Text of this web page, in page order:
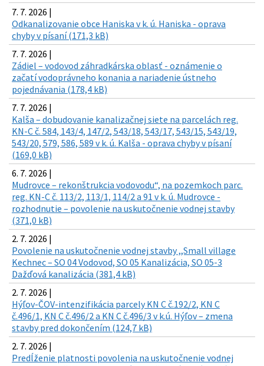
7. 7. 2026 |
Odkanalizovanie obce Haniska v k. ú. Haniska - oprava
chyby v písaní (171,3 kB)
7. 7. 2026 |
Zádiel – vodovod záhradkárska oblasť - oznámenie o
začatí vodoprávneho konania a nariadenie ústneho
pojednávania (178,4 kB)
7. 7. 2026 |
Kalša – dobudovanie kanalizačnej siete na parcelách reg.
KN-C č. 584, 143/4, 147/2, 543/18, 543/17, 543/15, 543/19,
543/20, 579, 586, 589 v k. ú. Kalša - oprava chyby v písaní
(169,0 kB)
6. 7. 2026 |
Mudrovce – rekonštrukcia vodovodu“, na pozemkoch parc.
reg. KN-C č. 113/2, 113/1, 114/2 a 91 v k. ú. Mudrovce -
rozhodnutie – povolenie na uskutočnenie vodnej stavby
(371,0 kB)
2. 7. 2026 |
Povolenie na uskutočnenie vodnej stavby ,,Small village
Kechnec – SO 04 Vodovod, SO 05 Kanalizácia, SO 05-3
Dažďová kanalizácia (381,4 kB)
2. 7. 2026 |
Hýľov-ČOV-intenzifikácia parcely KN C č.192/2, KN C
č.496/1, KN C č.496/2 a KN C č.496/3 v k.ú. Hýľov – zmena
stavby pred dokončením (124,7 kB)
2. 7. 2026 |
Predĺženie platnosti povolenia na uskutočnenie vodnej